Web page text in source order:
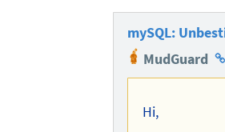
mySQL:
MudGuard
Hi,